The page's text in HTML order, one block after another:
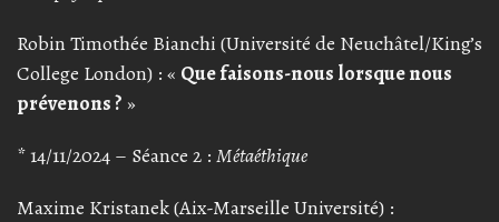
Robin Timothée Bianchi (Université de Neuchâtel/King’s
College London) : « Que faisons-nous lorsque nous
prévenons ? »
* 14/11/2024 – Séance 2 : Métaéthique
Maxime Kristanek (Aix-Marseille Université) :